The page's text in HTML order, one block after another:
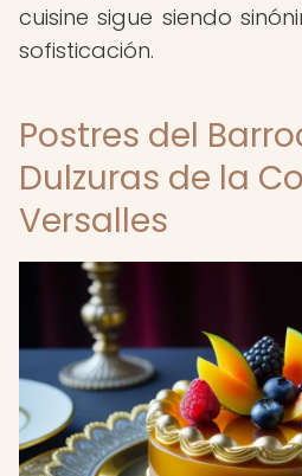
cuisine sigue siendo
sofisticación.
Postres del
Dulzuras de la
Versalles